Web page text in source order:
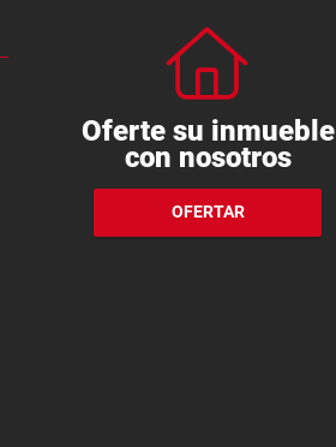
Oferte su inmueble
con nosotros
OFERTAR